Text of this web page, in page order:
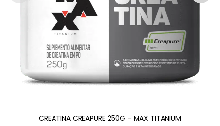
CREATINA CREAPURE 250G – MAX TITANIUM